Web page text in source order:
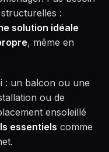
:
solution idéale
, même en
: un balcon ou une
ou de
ensoleillé
essentiels comme